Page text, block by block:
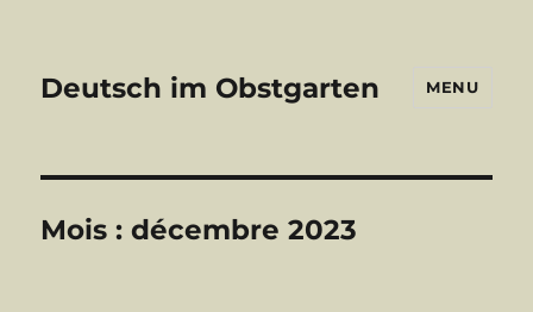
Deutsch im Obstgarten MENU
Mois :décembre 2023